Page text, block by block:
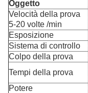
Oggetto
Velocità della prova
5-20 volte /min
Esposizione
Sistema di controllo
Colpo della prova
Tempi della prova
Potere